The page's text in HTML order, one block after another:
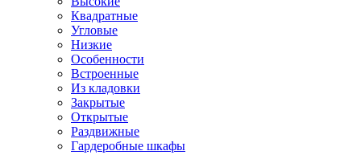
Квадратные
Угловые
Низкие
Особенности
Встроенные
Из кладовки
Закрытые
Открытые
Раздвижные
Гардеробные шкафы